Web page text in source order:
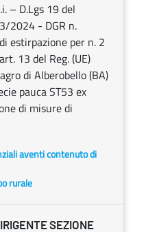
– D.Lgs 19 del
2024 - DGR n.
estirpazione per n. 2
13 del Reg. (UE)
di Alberobello (BA)
pauca ST53 ex
di misure di
aventi contenuto di
rurale
SEZIONE